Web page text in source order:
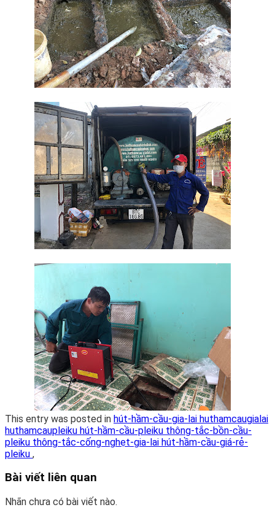
This entry was posted in hút-hầm-cầu-gia-lai huthamcaugialai
huthamcaupleiku hút-hầm-cầu-pleiku thông-tắc-bồn-cầu-
pleiku thông-tắc-cống-nghẹt-gia-lai hút-hầm-cầu-giá-rẻ-
pleiku ,
Bài viết liên quan
Nhãn chưa có bài viết nào.